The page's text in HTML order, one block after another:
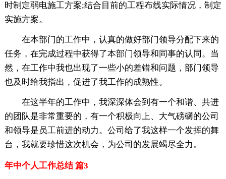
时制定弱电施工方案;结合目前的工程布线实际情况，制定
实施方案。
在本部门的工作中，认真的做好部门领导分配下来的
任务，在完成过程中获得了本部门领导和同事的认同。当
然，在工作中我也出现了一些小的差错和问题，部门领导
也及时给我指出，促进了我工作的成熟性。
在这半年的工作中，我深深体会到有一个和谐、共进
的团队是非常重要的，有一个积极向上、大气磅礴的公司
和领导是员工前进的动力。公司给了我这样一个发挥的舞
台，我就要珍惜这次机会，为公司的发展竭尽全力。
年中个人工作总结 篇3